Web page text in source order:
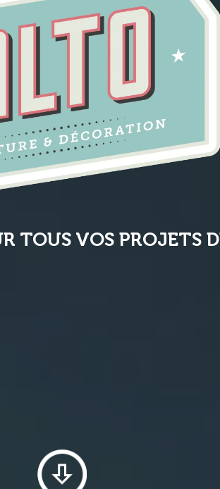
TOUS VOS PROJETS